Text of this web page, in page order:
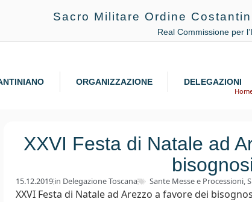
Sacro Militare Ordine
Real Commissione per
ORGANIZZAZIONE DELEGAZIONI
XXVI Festa di Natale ad
bisognosi
15.12.2019in Delegazione Toscana Sante Messe e Processioni,
XXVI Festa di Natale ad Arezzo a favore dei